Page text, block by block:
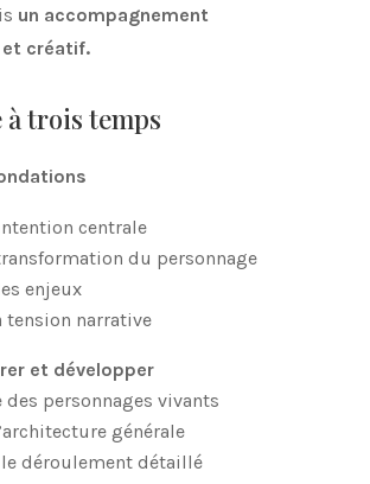
un accompagnement
créatif.
à trois temps
centrale
du personnage
enjeux
tension narrative
et développer
personnages vivants
générale
déroulement détaillé